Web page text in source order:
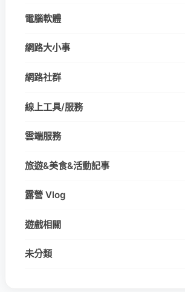
電腦軟體
網路大小事
網路社群
線上工具/服務
雲端服務
旅遊&美食&活動記事
露營 Vlog
遊戲相關
未分類